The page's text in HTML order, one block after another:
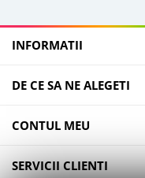
INFORMATII
DE CE SA NE ALEGETI
CONTUL MEU
SERVICII CLIENTI